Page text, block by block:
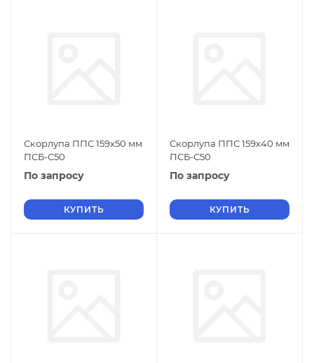
Скорлупа ППС 159х50 мм
ПСБ-С50
По запросу
КУПИТЬ
Скорлупа ППС 159х40 мм
ПСБ-С50
По запросу
КУПИТЬ